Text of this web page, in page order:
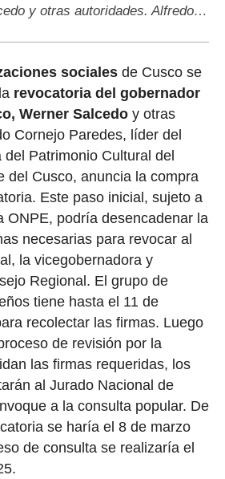
y otras autoridades. Alfredo…
sociales de Cusco se
revocatoria del gobernador
Werner Salcedo y otras
Cornejo Paredes, líder del
Patrimonio Cultural del
del Cusco, anuncia la compra
Este paso inicial, sujeto a
ONPE, podría desencadenar la
necesarias para revocar al
la vicegobernadora y
Regional. El grupo de
tiene hasta el 11 de
recolectar las firmas. Luego
de revisión por la
las firmas requeridas, los
al Jurado Nacional de
a la consulta popular. De
se haría el 8 de marzo
de consulta se realizaría el